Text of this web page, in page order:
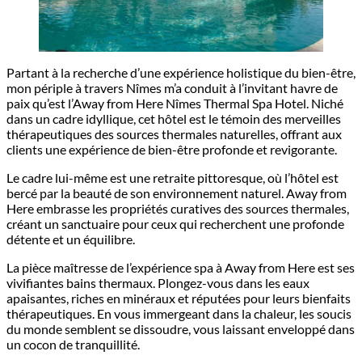
Partant à la recherche d’une expérience holistique du bien-être,
mon périple à travers Nîmes m’a conduit à l’invitant havre de
paix qu’est l’Away from Here Nîmes Thermal Spa Hotel. Niché
dans un cadre idyllique, cet hôtel est le témoin des merveilles
thérapeutiques des sources thermales naturelles, offrant aux
clients une expérience de bien-être profonde et revigorante.
Le cadre lui-même est une retraite pittoresque, où l’hôtel est
bercé par la beauté de son environnement naturel. Away from
Here embrasse les propriétés curatives des sources thermales,
créant un sanctuaire pour ceux qui recherchent une profonde
détente et un équilibre.
La pièce maîtresse de l’expérience spa à Away from Here est ses
vivifiantes bains thermaux. Plongez-vous dans les eaux
apaisantes, riches en minéraux et réputées pour leurs bienfaits
thérapeutiques. En vous immergeant dans la chaleur, les soucis
du monde semblent se dissoudre, vous laissant enveloppé dans
un cocon de tranquillité.